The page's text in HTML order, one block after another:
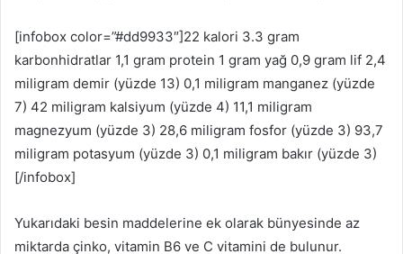
[infobox color=”#dd9933″]22 kalori 3.3 gram
karbonhidratlar 1,1 gram protein 1 gram yağ 0,9 gram lif 2,4
miligram demir (yüzde 13) 0,1 miligram manganez (yüzde
7) 42 miligram kalsiyum (yüzde 4) 11,1 miligram
magnezyum (yüzde 3) 28,6 miligram fosfor (yüzde 3) 93,7
miligram potasyum (yüzde 3) 0,1 miligram bakır (yüzde 3)
[/infobox]
Yukarıdaki besin maddelerine ek olarak bünyesinde az
miktarda çinko, vitamin B6 ve C vitamini de bulunur.